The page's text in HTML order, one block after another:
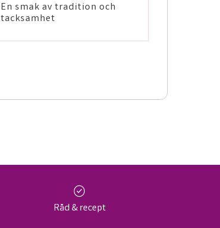
En smak av tradition och
tacksamhet
check_circle
Råd & recept